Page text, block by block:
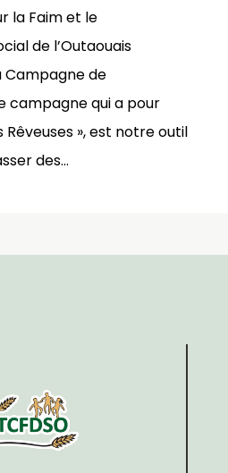
la Faim et le
de l’Outaouais
Campagne de
campagne qui a pour
Rêveuses », est notre outil
des...